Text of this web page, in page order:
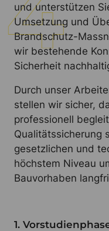
und unterstützen
Umsetzung und
Brandschutz-
wir bestehende
Sicherheit
Durch unser
stellen wir sicher,
professionell
Qualitätssicherung
gesetzlichen und
höchstem Niveau
Bauvorhaben
1.